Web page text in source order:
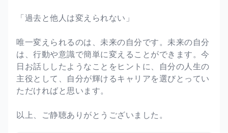
「過去と他人は変えられない」
唯一変えられるのは、未来の自分です。未来の自分
は、行動や意識で簡単に変えることができます。今
日お話ししたようなことをヒントに、自分の人生の
主役として、自分が輝けるキャリアを選びとってい
ただければと思います。
以上、ご静聴ありがとうございました。